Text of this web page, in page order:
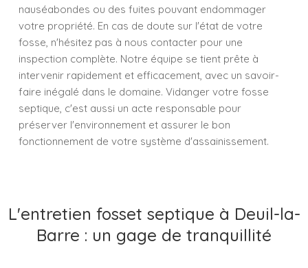
nauséabondes ou des fuites pouvant endommager
votre propriété. En cas de doute sur l'état de votre
fosse, n'hésitez pas à nous contacter pour une
inspection complète. Notre équipe se tient prête à
intervenir rapidement et efficacement, avec un savoir-
faire inégalé dans le domaine. Vidanger votre fosse
septique, c'est aussi un acte responsable pour
préserver l'environnement et assurer le bon
fonctionnement de votre système d'assainissement.
L'entretien fosset septique à Deuil-la-
Barre : un gage de tranquillité